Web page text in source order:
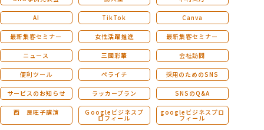
AI TikTok Canva
最新集客セミナー 女性活躍推進 最新集客セミナー
ニュース 三國彩華 会社訪問
便利ツール ペライチ 採用のためのSNS
サービスのお知らせ ラッカープラン SNSのQ&A
西 良旺子講演 Ｇoogleビジネスプ
ロフィール
googleビジネスプロ
フィール